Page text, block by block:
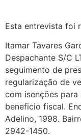
Esta entrevista foi
Itamar Tavares
Despachante S/C
seguimento de
regularização de
com isenções
beneficio fiscal.
Adelino, 1998.
2942-1450.